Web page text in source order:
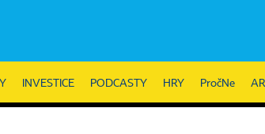
INVESTICE PODCASTY HRY PročNe